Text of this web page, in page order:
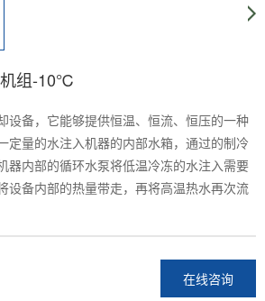
机组-10℃
设备，它能够提供恒温、恒流、恒压的一种
定量的水注入机器的内部水箱，通过的制冷
器内部的循环水泵将低温冷冻的水注入需要
设备内部的热量带走，再将高温热水再次流
在线咨询